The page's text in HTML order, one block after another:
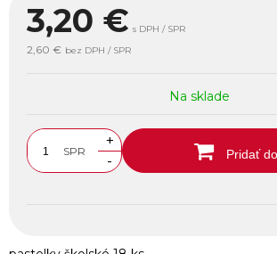
3,20 € s DPH / SPR
2,60 € bez DPH / SPR
Na sklade
SPR
+
-
Pridať